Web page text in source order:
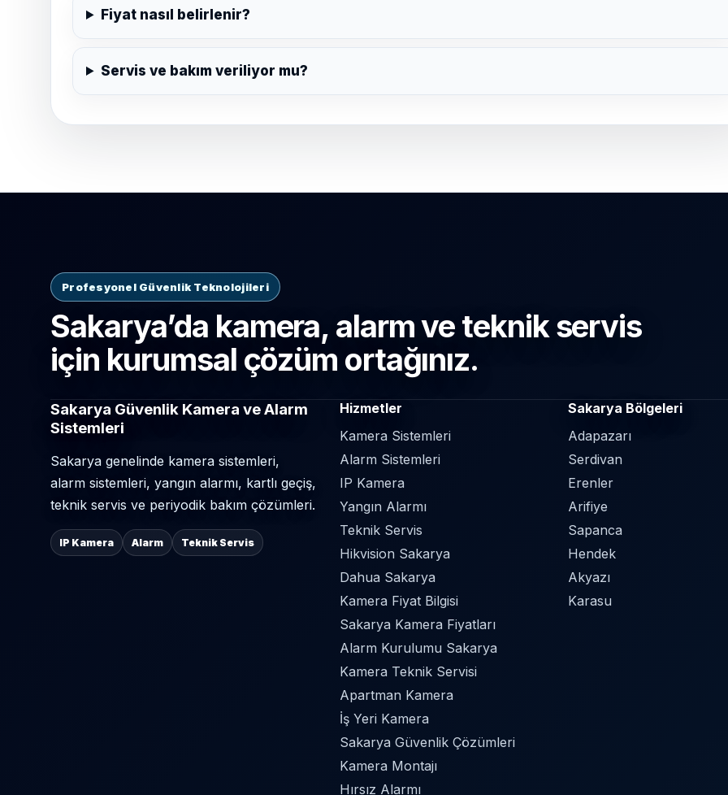
Fiyat nasıl belirlenir?
Servis ve bakım veriliyor mu?
Profesyonel Güvenlik Teknolojileri
Sakarya’da kamera, alarm ve teknik servis
için kurumsal çözüm ortağınız.
Sakarya Güvenlik Kamera ve Alarm
Sistemleri
Sakarya genelinde kamera sistemleri,
alarm sistemleri, yangın alarmı, kartlı geçiş,
teknik servis ve periyodik bakım çözümleri.
IP Kamera Alarm Teknik Servis
Hizmetler
Kamera Sistemleri
Alarm Sistemleri
IP Kamera
Yangın Alarmı
Teknik Servis
Hikvision Sakarya
Dahua Sakarya
Kamera Fiyat Bilgisi
Sakarya Kamera Fiyatları
Alarm Kurulumu Sakarya
Kamera Teknik Servisi
Apartman Kamera
İş Yeri Kamera
Sakarya Güvenlik Çözümleri
Kamera Montajı
Hırsız Alarmı
Sakarya Bölgeleri
Adapazarı
Serdivan
Erenler
Arifiye
Sapanca
Hendek
Akyazı
Karasu